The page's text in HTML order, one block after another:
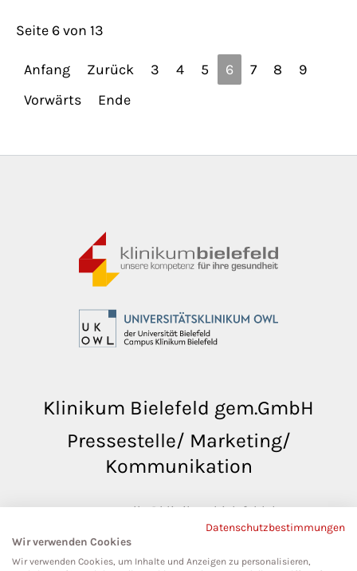
Seite 6 von 13
Anfang Zurück 3 4 5 6 7 8
9
Vorwärts
Ende
Klinikum Bielefeld gem.GmbH
Pressestelle/ Marketing/
Kommunikation
pressestelle@klinikumbielefeld.de
Teutoburger Str. 50
33604 Bielefeld
Datenschutzbestimmungen
Wir verwenden Cookies
Wir verwenden Cookies, um Inhalte und Anzeigen zu personalisieren,